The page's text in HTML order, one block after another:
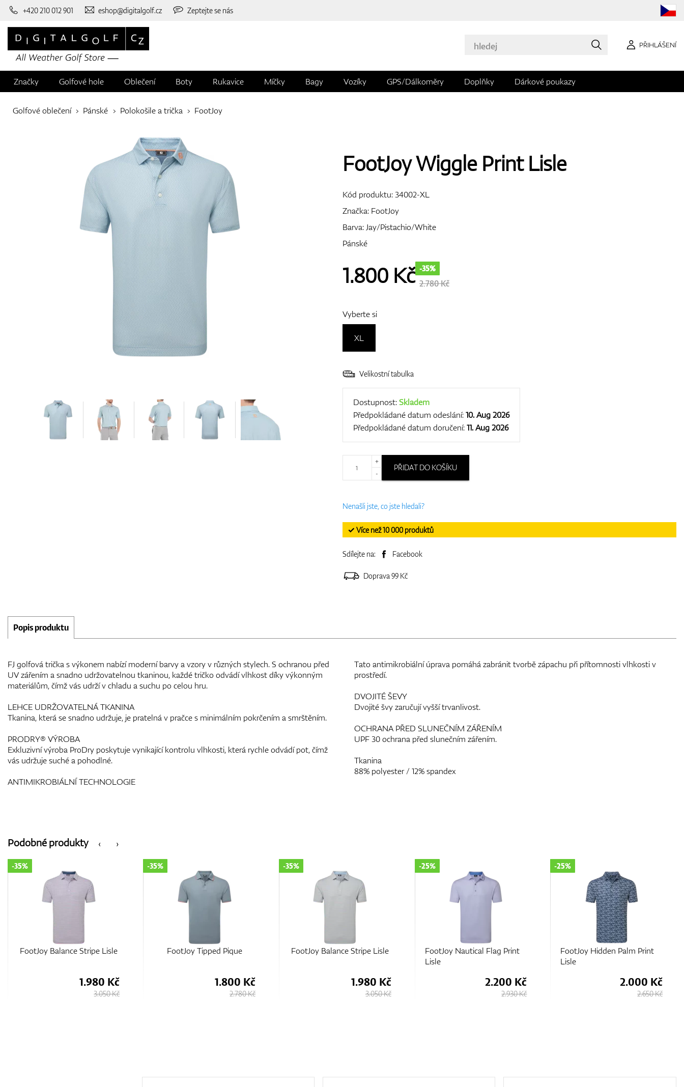
+420 210 012 901 eshop@digitalgolf.cz Zeptejte se nás
PŘIHLÁŠENÍ
Značky Golfové hole Oblečení Boty Rukavice Míčky Bagy Vozíky GPS/Dálkoměry Doplňky Dárkové poukazy
Golfové oblečení Pánské Polokošile a trička FootJoy
FootJoy Wiggle Print Lisle
Kód produktu:34002-XL
Značka: FootJoy
Barva: Jay/Pistachio/White
Pánské
1.800Kč -35%
2.780 Kč
Vyberte si
XL
Velikostní tabulka
Dostupnost:Skladem
Předpokládané datum odeslání:10. Aug 2026
Předpokládané datum doručení:11. Aug 2026
+
-
PŘIDAT DO KOŠÍKU
Nenašli jste, co jste hledali?
✓ Více než 10 000 produktů
Sdílejte na: Facebook
Doprava 99 Kč
Popis produktu
FJ golfová trička s výkonem nabízí moderní barvy a vzory v různých stylech. S ochranou před
UV zářením a snadno udržovatelnou tkaninou, každé tričko odvádí vlhkost díky výkonným
materiálům, čímž vás udrží v chladu a suchu po celou hru.
LEHCE UDRŽOVATELNÁ TKANINA
Tkanina, která se snadno udržuje, je pratelná v pračce s minimálním pokrčením a smrštěním.
PRODRY® VÝROBA
Exkluzivní výroba ProDry poskytuje vynikající kontrolu vlhkosti, která rychle odvádí pot, čímž
vás udržuje suché a pohodlné.
ANTIMIKROBIÁLNÍ TECHNOLOGIE
Tato antimikrobiální úprava pomáhá zabránit tvorbě zápachu při přítomnosti vlhkosti v
prostředí.
DVOJITÉ ŠEVY
Dvojité švy zaručují vyšší trvanlivost.
OCHRANA PŘED SLUNEČNÍM ZÁŘENÍM
UPF 30 ochrana před slunečním zářením.
Tkanina
88% polyester / 12% spandex
‹
Podobné produkty ›
FootJoy Balance Stripe Lisle
-35%
1.980 Kč
3.050 Kč
FootJoy Tipped Pique
-35%
1.800 Kč
2.780 Kč
FootJoy Balance Stripe Lisle
-35%
1.980 Kč
3.050 Kč
FootJoy Nautical Flag Print
Lisle
-25%
2.200 Kč
2.930 Kč
FootJoy Hidden Palm Print
Lisle
-25%
2.000 Kč
2.650 Kč